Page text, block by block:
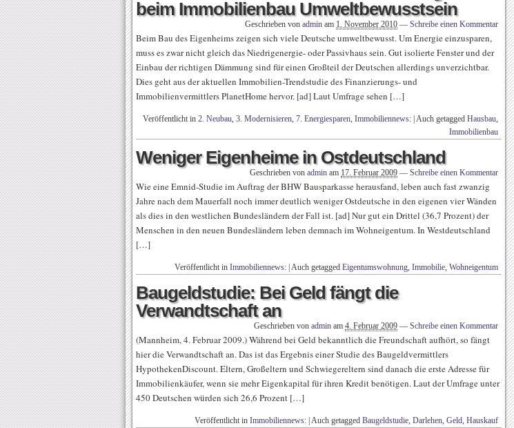
beim Immobilienbau Umweltbewusstsein
Geschrieben von admin am 1. November 2010 — Schreibe einen Kommentar
Beim Bau des Eigenheims zeigen sich viele Deutsche umweltbewusst. Um Energie einzusparen,
muss es zwar nicht gleich das Niedrigenergie- oder Passivhaus sein. Gut isolierte Fenster und der
Einbau der richtigen Dämmung sind für einen Großteil der Deutschen allerdings unverzichtbar.
Dies geht aus der aktuellen Immobilien-Trendstudie des Finanzierungs- und
Immobilienvermittlers PlanetHome hervor. [ad] Laut Umfrage sehen […]
Veröffentlicht in 2. Neubau, 3. Modernisieren, 7. Energiesparen, Immobiliennews: Auch getagged Hausbau,
Immobilienbau
Weniger Eigenheime in Ostdeutschland
Geschrieben von admin am 17. Februar 2009 — Schreibe einen Kommentar
Wie eine Emnid-Studie im Auftrag der BHW Bausparkasse herausfand, leben auch fast zwanzig
Jahre nach dem Mauerfall noch immer deutlich weniger Ostdeutsche in den eigenen vier Wänden
als dies in den westlichen Bundesländern der Fall ist. [ad] Nur gut ein Drittel (36,7 Prozent) der
Menschen in den neuen Bundesländern leben demnach im Wohneigentum. In Westdeutschland
[…]
Veröffentlicht in Immobiliennews: Auch getagged Eigentumswohnung, Immobilie, Wohneigentum
Baugeldstudie: Bei Geld fängt die
Verwandtschaft an
Geschrieben von admin am 4. Februar 2009 — Schreibe einen Kommentar
(Mannheim, 4. Februar 2009.) Während bei Geld bekanntlich die Freundschaft aufhört, so fängt
hier die Verwandtschaft an. Das ist das Ergebnis einer Studie des Baugeldvermittlers
HypothekenDiscount. Eltern, Großeltern und Schwiegereltern sind danach die erste Adresse für
Immobilienkäufer, wenn sie mehr Eigenkapital für ihren Kredit benötigen. Laut der Umfrage unter
450 Deutschen würden sich 26,6 Prozent […]
Veröffentlicht in Immobiliennews: Auch getagged Baugeldstudie, Darlehen, Geld, Hauskauf